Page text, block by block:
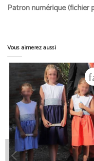
Patron numérique
Vous aimerez aussi